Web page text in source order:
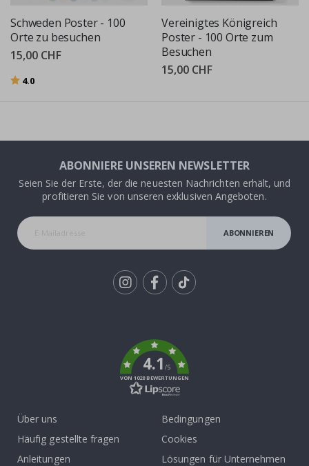
Schweden Poster - 100
Orte zu besuchen
15,00 CHF
Bewertung:
4.0
Vereinigtes Königreich
Poster - 100 Orte zum
Besuchen
15,00 CHF
ABONNIERE UNSEREN NEWSLETTER
Seien Sie der Erste, der die neuesten Nachrichten erhält, und
profitieren Sie von unseren exklusiven Angeboten.
ABONNIEREN
4.1/5
VON 1028 BEWERTUNGEN
Über uns
Häufig gestellte fragen
Anleitungen
Bedingungen
Cookies
Lösungen für Unternehmen